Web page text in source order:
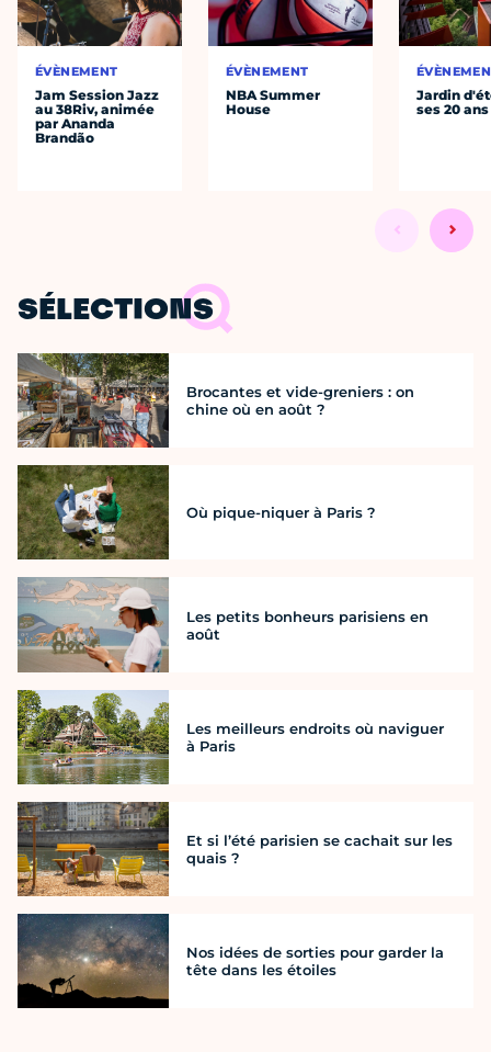
ÉVÈNEMENT
Jam Session Jazz
au 38Riv, animée
par Ananda
Brandão
ÉVÈNEMENT
NBA Summer
House
Jardin
ses 20 ans
SÉLECTIONS
Brocantes et vide-greniers : on
chine où en août ?
Où pique-niquer à Paris ?
Les petits bonheurs parisiens en
août
Les meilleurs endroits où naviguer
à Paris
Et si l’été parisien se cachait sur les
quais ?
Nos idées de sorties pour garder la
tête dans les étoiles